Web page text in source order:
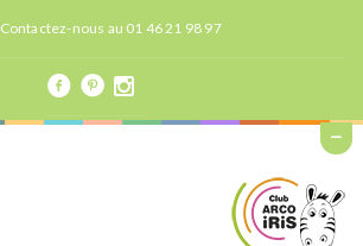
Contactez-nous au 01 46 21 98 97